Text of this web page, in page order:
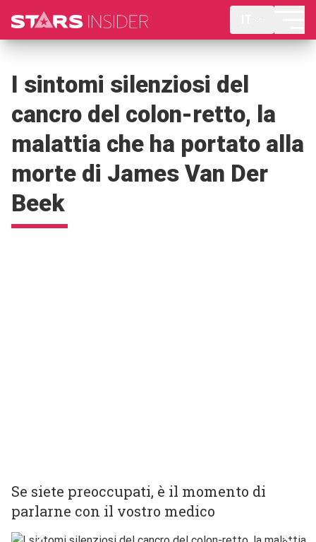
I sintomi silenziosi del
cancro del colon-retto, la
malattia che ha portato alla
morte di James Van Der
Beek
Se siete preoccupati, è il momento di
parlarne con il vostro medico